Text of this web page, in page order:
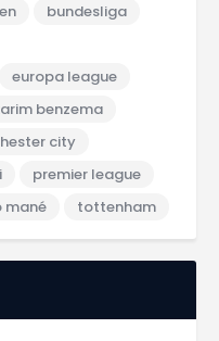
bundesliga
europa league
benzema
city
premier league
mané tottenham